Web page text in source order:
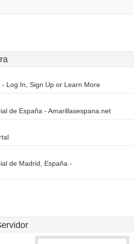
Log In, Sign Up or Learn More
de España - Amarillasespana.net
de Madrid, España -